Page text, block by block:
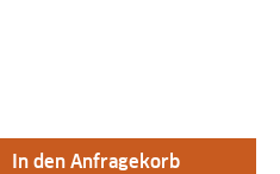
den gewünschten
In den Anfragekorb